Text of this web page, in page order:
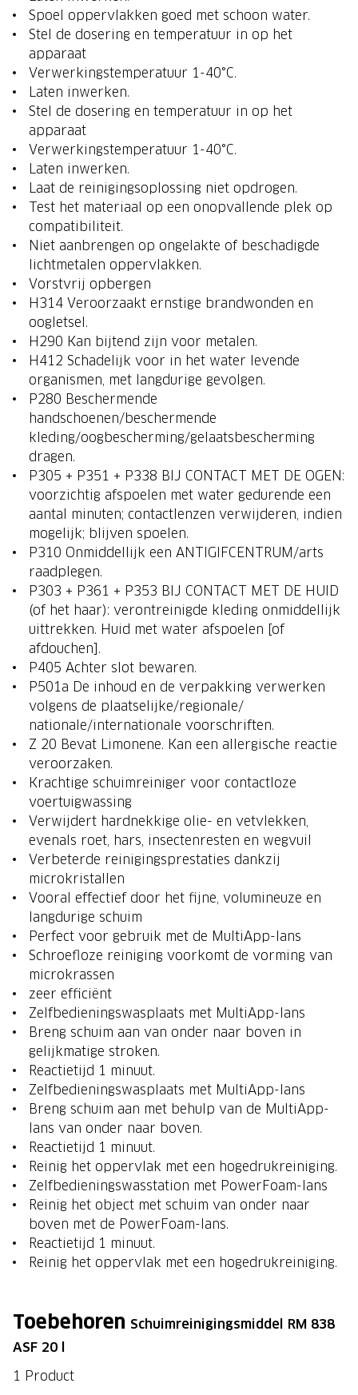
Spoel oppervlakken goed met schoon water.
Stel de dosering en temperatuur in op het
apparaat
Verwerkingstemperatuur 1-40°C.
Laten inwerken.
Stel de dosering en temperatuur in op het
apparaat
Verwerkingstemperatuur 1-40°C.
Laten inwerken.
Laat de reinigingsoplossing niet opdrogen.
Test het materiaal op een onopvallende plek op
compatibiliteit.
Niet aanbrengen op ongelakte of beschadigde
lichtmetalen oppervlakken.
Vorstvrij opbergen
H314 Veroorzaakt ernstige brandwonden en
oogletsel.
H290 Kan bijtend zijn voor metalen.
H412 Schadelijk voor in het water levende
organismen, met langdurige gevolgen.
P280 Beschermende
handschoenen/beschermende
kleding/oogbescherming/gelaatsbescherming
dragen.
P305 + P351 + P338 BIJ CONTACT MET DE OGEN:
voorzichtig afspoelen met water gedurende een
aantal minuten; contactlenzen verwijderen, indien
mogelijk; blijven spoelen.
P310 Onmiddellijk een ANTIGIFCENTRUM/arts
raadplegen.
P303 + P361 + P353 BIJ CONTACT MET DE HUID
(of het haar): verontreinigde kleding onmiddellijk
uittrekken. Huid met water afspoelen [of
afdouchen].
P405 Achter slot bewaren.
P501a De inhoud en de verpakking verwerken
volgens de plaatselijke/regionale/
nationale/internationale voorschriften.
Z 20 Bevat Limonene. Kan een allergische reactie
veroorzaken.
Krachtige schuimreiniger voor contactloze
voertuigwassing
Verwijdert hardnekkige olie- en vetvlekken,
evenals roet, hars, insectenresten en wegvuil
Verbeterde reinigingsprestaties dankzij
microkristallen
Vooral effectief door het fijne, volumineuze en
langdurige schuim
Perfect voor gebruik met de MultiApp-lans
Schroefloze reiniging voorkomt de vorming van
microkrassen
zeer efficiënt
Zelfbedieningswasplaats met MultiApp-lans
Breng schuim aan van onder naar boven in
gelijkmatige stroken.
Reactietijd 1 minuut.
Zelfbedieningswasplaats met MultiApp-lans
Breng schuim aan met behulp van de MultiApp-
lans van onder naar boven.
Reactietijd 1 minuut.
Reinig het oppervlak met een hogedrukreiniging.
Zelfbedieningswasstation met PowerFoam-lans
Reinig het object met schuim van onder naar
boven met de PowerFoam-lans.
Reactietijd 1 minuut.
Reinig het oppervlak met een hogedrukreiniging.
Toebehoren Schuimreinigingsmiddel RM 838
ASF 20 l
1 Product